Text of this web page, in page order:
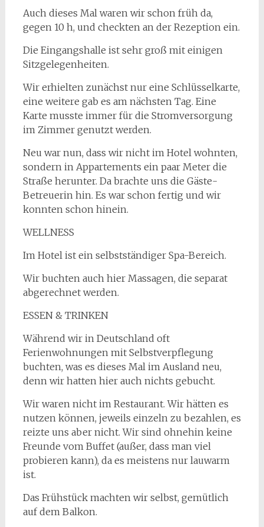
Auch dieses Mal waren wir schon früh da,
gegen 10 h, und checkten an der Rezeption ein.
Die Eingangshalle ist sehr groß mit einigen
Sitzgelegenheiten.
Wir erhielten zunächst nur eine Schlüsselkarte,
eine weitere gab es am nächsten Tag. Eine
Karte musste immer für die Stromversorgung
im Zimmer genutzt werden.
Neu war nun, dass wir nicht im Hotel wohnten,
sondern in Appartements ein paar Meter die
Straße herunter. Da brachte uns die Gäste-
Betreuerin hin. Es war schon fertig und wir
konnten schon hinein.
WELLNESS
Im Hotel ist ein selbstständiger Spa-Bereich.
Wir buchten auch hier Massagen, die separat
abgerechnet werden.
ESSEN & TRINKEN
Während wir in Deutschland oft
Ferienwohnungen mit Selbstverpflegung
buchten, was es dieses Mal im Ausland neu,
denn wir hatten hier auch nichts gebucht.
Wir waren nicht im Restaurant. Wir hätten es
nutzen können, jeweils einzeln zu bezahlen, es
reizte uns aber nicht. Wir sind ohnehin keine
Freunde vom Buffet (außer, dass man viel
probieren kann), da es meistens nur lauwarm
ist.
Das Frühstück machten wir selbst, gemütlich
auf dem Balkon.